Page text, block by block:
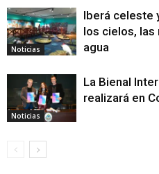
Noticias
Iberá celeste
los cielos, las
agua
Noticias
La Bienal
realizará en